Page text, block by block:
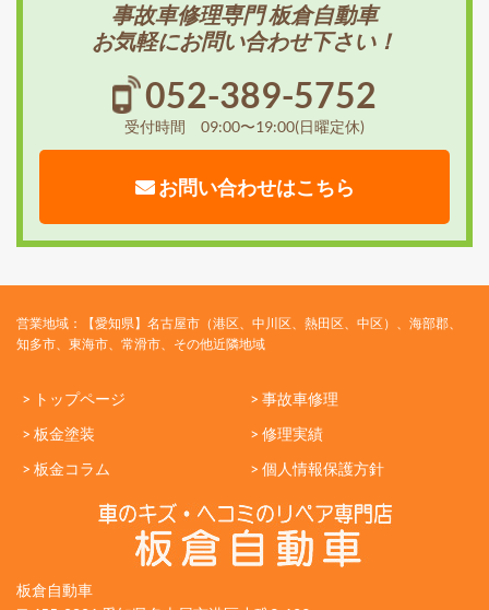
事故車修理専門 板倉自動車
お気軽にお問い合わせ下さい！
052-389-5752
受付時間 09:00〜19:00(日曜定休)
お問い合わせはこちら
営業地域：【愛知県】名古屋市（港区、中川区、熱田区、中区）、海部郡、
知多市、東海市、常滑市、その他近隣地域
> トップページ
> 事故車修理
> 板金塗装
> 修理実績
> 板金コラム
> 個人情報保護方針
板倉自動車